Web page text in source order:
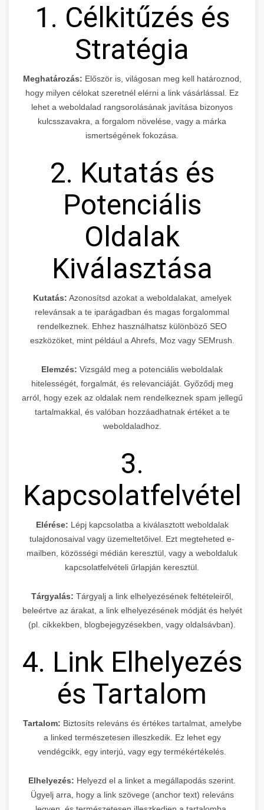
1. Célkitűzés és
Stratégia
Meghatározás: Először is, világosan meg kell határoznod,
hogy milyen célokat szeretnél elérni a link vásárlással. Ez
lehet a weboldalad rangsorolásának javítása bizonyos
kulcsszavakra, a forgalom növelése, vagy a márka
ismertségének fokozása.
2. Kutatás és
Potenciális
Oldalak
Kiválasztása
Kutatás: Azonosítsd azokat a weboldalakat, amelyek
relevánsak a te iparágadban és magas forgalommal
rendelkeznek. Ehhez használhatsz különböző SEO
eszközöket, mint például a Ahrefs, Moz vagy SEMrush.
Elemzés: Vizsgáld meg a potenciális weboldalak
hitelességét, forgalmát, és relevanciáját. Győződj meg
arról, hogy ezek az oldalak nem rendelkeznek spam jellegű
tartalmakkal, és valóban hozzáadhatnak értéket a te
weboldaladhoz.
3.
Kapcsolatfelvétel
Elérése: Lépj kapcsolatba a kiválasztott weboldalak
tulajdonosaival vagy üzemeltetőivel. Ezt megteheted e-
mailben, közösségi médián keresztül, vagy a weboldaluk
kapcsolatfelvételi űrlapján keresztül.
Tárgyalás: Tárgyalj a link elhelyezésének feltételeiről,
beleértve az árakat, a link elhelyezésének módját és helyét
(pl. cikkekben, blogbejegyzésekben, vagy oldalsávban).
4. Link Elhelyezés
és Tartalom
Tartalom: Biztosíts releváns és értékes tartalmat, amelybe
a linked természetesen illeszkedik. Ez lehet egy
vendégcikk, egy interjú, vagy egy termékértékelés.
Elhelyezés: Helyezd el a linket a megállapodás szerint.
Ügyelj arra, hogy a link szövege (anchor text) releváns